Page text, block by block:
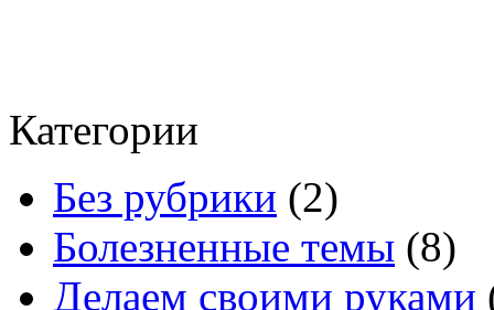
Категории
Без рубрики (2)
Болезненные темы (8)
Делаем своими руками